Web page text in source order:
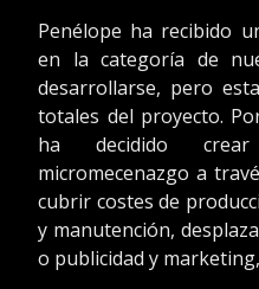
Penélope ha recibido
en la categoría de
desarrollarse, pero
totales del proyecto.
ha decidido
micromecenazgo a
cubrir costes de
y manutención,
o publicidad y